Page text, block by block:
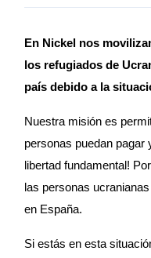
En Nickel nos
los refugiados de
país debido a la
Nuestra misión es
personas puedan pagar
libertad fundamental!
las personas
en España.
Si estás en esta